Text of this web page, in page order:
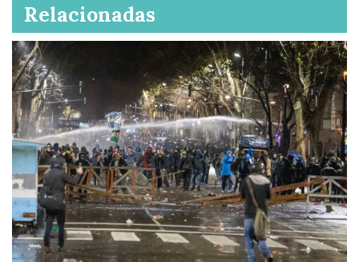
Relacionadas